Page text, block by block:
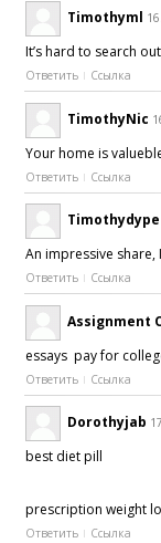
Timothyml
It’s hard to search
Ответить Ссылка
TimothyNic
Your home is
Ответить Ссылка
Timothydype
An impressive
Ответить Ссылка
Assignment
essays pay for
Ответить Ссылка
Dorothyjab
best diet pill
prescription weight
Ответить Ссылка